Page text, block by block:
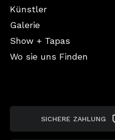
Künstler
Galerie
Show + Tapas
Wo sie uns Finden
SICHERE ZAHLUNG